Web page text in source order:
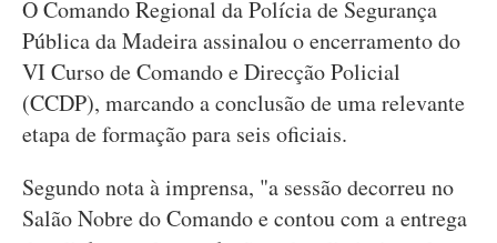
O Comando Regional da Polícia de Segurança
Pública da Madeira assinalou o encerramento do
VI Curso de Comando e Direcção Policial
(CCDP), marcando a conclusão de uma relevante
etapa de formação para seis oficiais.
Segundo nota à imprensa, "a sessão decorreu no
Salão Nobre do Comando e contou com a entrega